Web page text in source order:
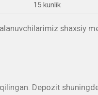
15 kunlik
shaxsiy
Depozit